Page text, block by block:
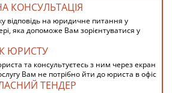
КОНСУЛЬТАЦІЯ
відповідь на юридичне питання у
яка допоможе Вам зорієнтуватися у
ЮРИСТУ
та консультуєтесь з ним через екран
Вам не потрібно йти до юриста в офіс
ТЕНДЕР